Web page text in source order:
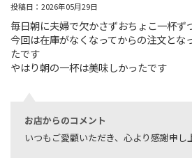
投稿日：2026年05月29日
毎日朝に夫婦で欠かさずおちょこ一杯ず
今回は在庫がなくなってからの注文とな
たです
やはり朝の一杯は美味しかったです
お店からのコメント
いつもご愛顧いただき、心より感謝申し